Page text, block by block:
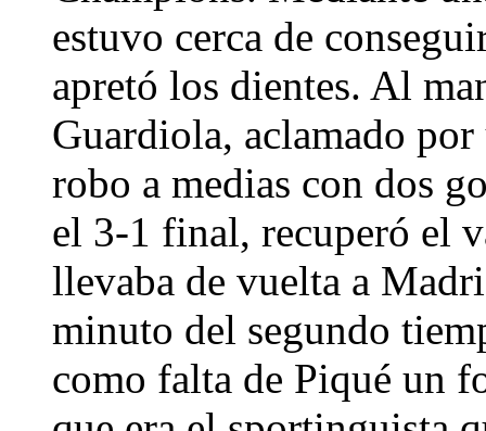
estuvo cerca de
apretó los dientes. Al
Guardiola, aclamado
robo a medias con dos
el 3-1 final, recuperó el
llevaba de vuelta a
minuto del segundo
como falta de Piqué un